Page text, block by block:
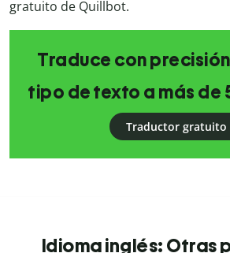
gratuito de Quillbot.
Traduce con
tipo de texto a más de
Traductor gratuito
Idioma inglés: Otras